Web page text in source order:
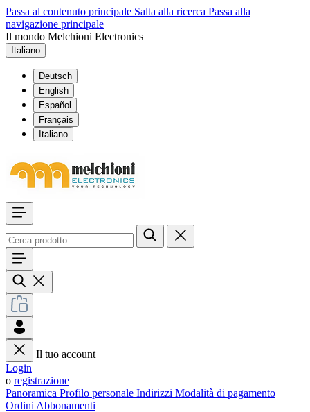
Passa al contenuto principale Salta alla ricerca Passa alla
navigazione principale
Il mondo Melchioni Electronics
Italiano
Deutsch
English
Español
Français
Italiano
Il tuo account
Login
o registrazione
Panoramica Profilo personale Indirizzi Modalità di pagamento
Ordini Abbonamenti